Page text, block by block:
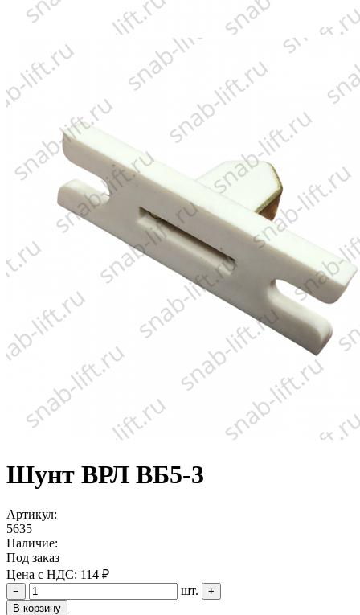
Шунт ВРЛ ВБ5-3
Артикул:
5635
Наличие:
Под заказ
Цена с НДС: 114 ₽
− шт.
+
В корзину